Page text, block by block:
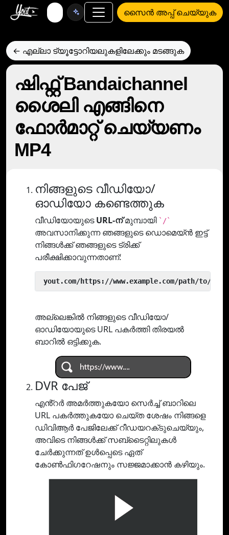
സൈൻ അപ്പ് ചെയ്യുക
← എല്ലാ ട്യൂട്ടോറിയലുകളിലേക്കും മടങ്ങുക
ഷിഫ്റ്റ് Bandaichannel
ശൈലി എങ്ങിനെ
ഫോര്‍മാറ്റ് ചെയ്യണം
MP4
നിങ്ങളുടെ വീഡിയോ/
ഓഡിയോ കണ്ടെത്തുക
വീഡിയോയുടെURL-ന്മുമ്പായി `/`
അവസാനിക്കുന്ന ഞങ്ങളുടെ ഡൊമെയ്ൻ ഇട്ട്
നിങ്ങൾക്ക് ഞങ്ങളുടെ ട്രിക്ക്
പരീക്ഷിക്കാവുന്നതാണ്:
yout.com/https://www.example.com/path/to/
അല്ലെങ്കിൽ നിങ്ങളുടെ വീഡിയോ/
ഓഡിയോയുടെ URL പകർത്തി തിരയൽ
ബാറിൽ ഒട്ടിക്കുക.
DVR പേജ്
എൻ്റർ അമർത്തുകയോ സെർച്ച് ബാറിലെ
URL പകർത്തുകയോ ചെയ്‌ത ശേഷം നിങ്ങളെ
ഡിവിആർ പേജിലേക്ക് റീഡയറക്‌ടുചെയ്യും,
അവിടെ നിങ്ങൾക്ക് സബ്‌ടൈറ്റിലുകൾ
ചേർക്കുന്നത് ഉൾപ്പെടെ ഏത്
കോൺഫിഗറേഷനും സജ്ജമാക്കാൻ കഴിയും.